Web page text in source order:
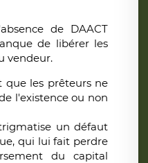
de DAACT
de libérer les
vendeur.
que les prêteurs ne
l'existence ou non
un défaut
qui lui fait perdre
du capital